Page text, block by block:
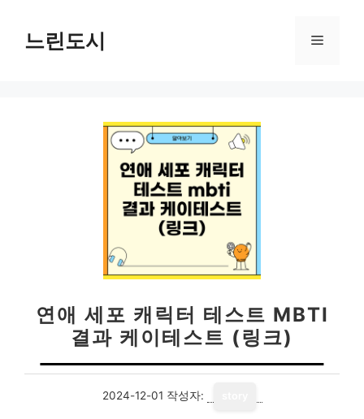
느린도시 메
연애 세포 캐릭터 테스트 MBTI
결과 케이테스트 (링크)
2024-12-01 작성자: